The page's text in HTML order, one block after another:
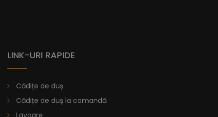
Cădiță De Duș Dalia, Antracit, Cu Sifon Inclus
LINK-URI RAPIDE
Cădițe de duș
Cădițe de duș la comandă
Lavoare